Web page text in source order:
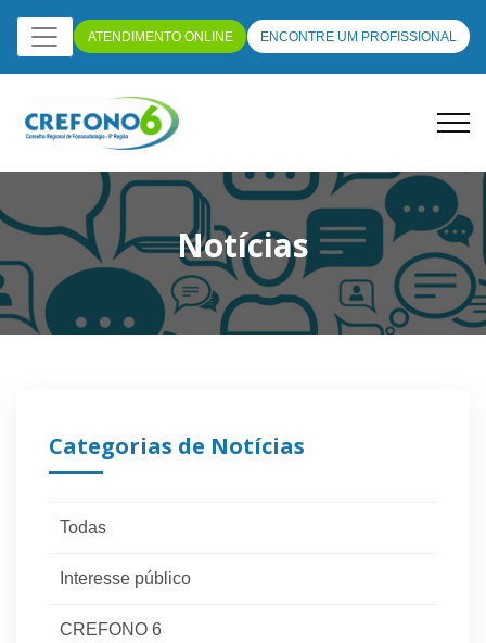
ATENDIMENTO ONLINE ENCONTRE UM PROFISSIONAL
Notícias
Categorias de Notícias
Todas
Interesse público
CREFONO 6